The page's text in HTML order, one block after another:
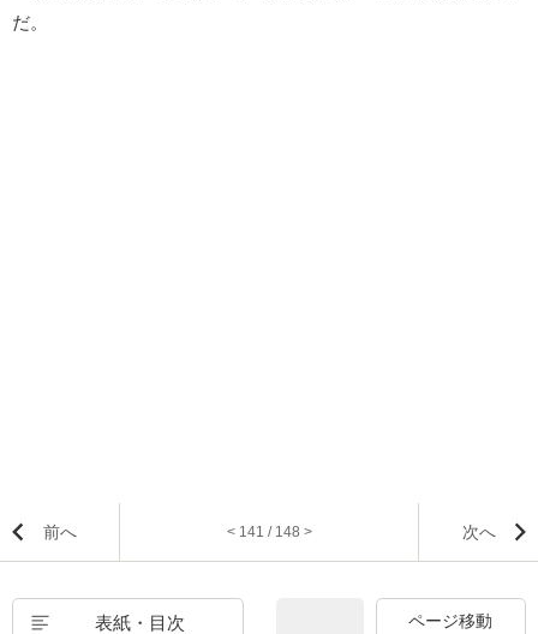
だ。
前へ < 141 / 148 > 次へ
表紙・目次